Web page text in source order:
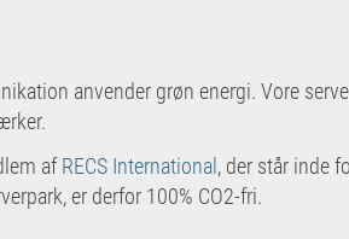
anvender grøn energi. Vore
afRECS International , der står inde
er derfor 100% CO2-fri.